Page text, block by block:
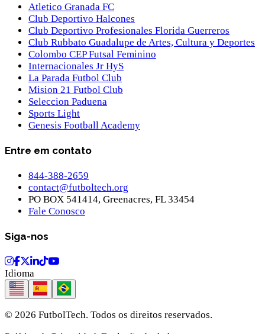
Atletico Granada FC
Club Deportivo Halcones
Club Deportivo Profesionales Florida Guerreros
Club Rubbato Guadalupe de Artes, Cultura y Deportes
Colombo CEP Futsal Feminino
Internacionales Jr HyS
La Parada Futbol Club
Mision 21 Futbol Club
Seleccion Paduena
Sports Light
Genesis Football Academy
Entre em contato
844-388-2659
contact@futboltech.org
PO BOX 541414, Greenacres, FL 33454
Fale Conosco
Siga-nos
Idioma
© 2026 FutbolTech. Todos os direitos reservados.